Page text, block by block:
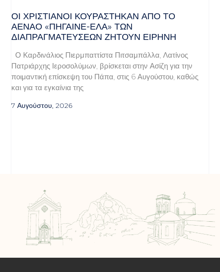
ΟΙ ΧΡΙΣΤΙΑΝΟΊ ΚΟΥΡΆΣΤΗΚΑΝ ΑΠΌ ΤΟ
ΑΈΝΑΟ «ΠΉΓΑΙΝΕ-ΈΛΑ» ΤΩΝ
ΔΙΑΠΡΑΓΜΑΤΕΎΣΕΩΝ ΖΗΤΟΎΝ ΕΙΡΉΝΗ
Ο Καρδινάλιος Πιερμπαττίστα Πιτσαμπάλλα, Λατίνος
Πατριάρχης Ιεροσολύμων, βρίσκεται στην Ασίζη για την
ποιμαντική επίσκεψη του Πάπα, στις 6 Αυγούστου, καθώς
και για τα εγκαίνια της
7 Αυγούστου, 2026